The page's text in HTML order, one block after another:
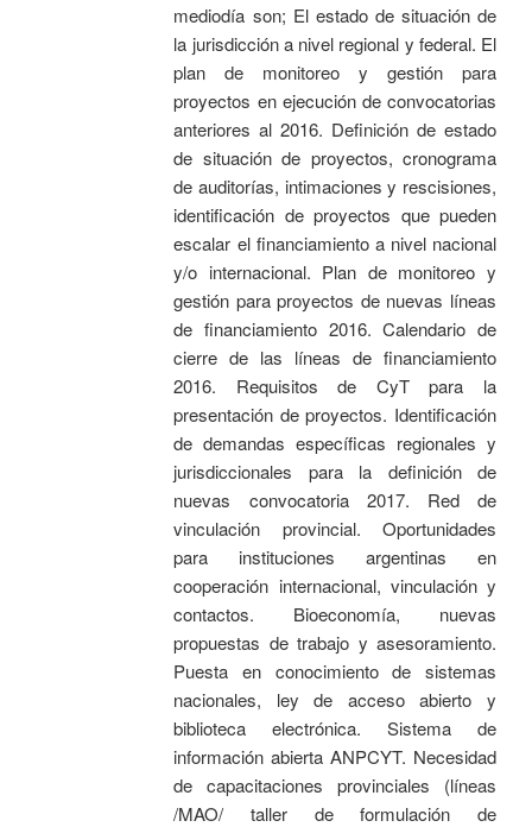
mediodía son; El estado de situación de
la jurisdicción a nivel regional y federal. El
plan de monitoreo y gestión para
proyectos en ejecución de convocatorias
anteriores al 2016. Definición de estado
de situación de proyectos, cronograma
de auditorías, intimaciones y rescisiones,
identificación de proyectos que pueden
escalar el financiamiento a nivel nacional
y/o internacional. Plan de monitoreo y
gestión para proyectos de nuevas líneas
de financiamiento 2016. Calendario de
cierre de las líneas de financiamiento
2016. Requisitos de CyT para la
presentación de proyectos. Identificación
de demandas específicas regionales y
jurisdiccionales para la definición de
nuevas convocatoria 2017. Red de
vinculación provincial. Oportunidades
para instituciones argentinas en
cooperación internacional, vinculación y
contactos. Bioeconomía, nuevas
propuestas de trabajo y asesoramiento.
Puesta en conocimiento de sistemas
nacionales, ley de acceso abierto y
biblioteca electrónica. Sistema de
información abierta ANPCYT. Necesidad
de capacitaciones provinciales (líneas
/MAO/ taller de formulación de